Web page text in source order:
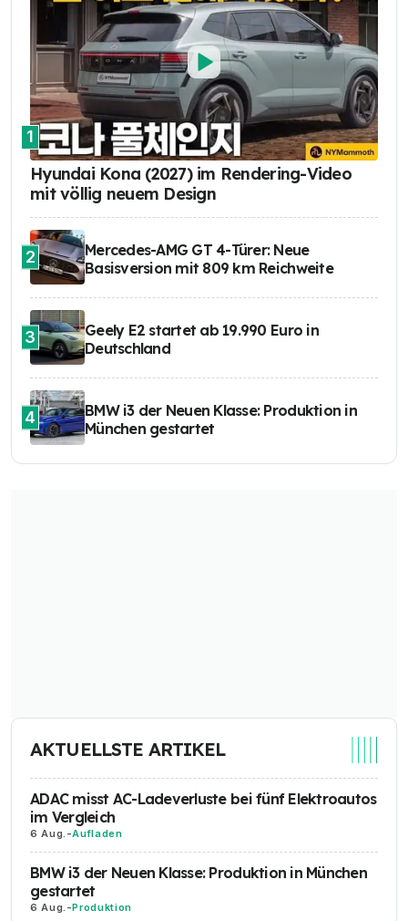
1
Hyundai Kona (2027) im Rendering-Video
mit völlig neuem Design
2
Mercedes-AMG GT 4-Türer: Neue
Basisversion mit 809 km Reichweite
3
Geely E2 startet ab 19.990 Euro in
Deutschland
4
BMW i3 der Neuen Klasse: Produktion in
München gestartet
AKTUELLSTE ARTIKEL
ADAC misst AC-Ladeverluste bei fünf Elektroautos
im Vergleich
6 Aug. -Aufladen
BMW i3 der Neuen Klasse: Produktion in München
gestartet
6 Aug. -Produktion